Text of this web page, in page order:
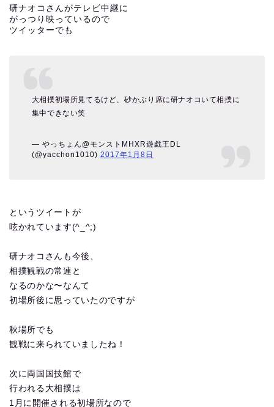
研ナオコさんがテレビ中継に
がっつり映っているので
ツイッターでも
大相撲初場所見てるけど、砂かぶり席に研ナオコいて相撲に
集中できない笑
— やっちょん@モンストMHXR遊戯王DL
(@yacchon1010) 2017年1月8日
というツイートが
呟かれています(^_^;)
研ナオコさんも今後、
相撲観戦の常連と
なるのかな〜なんて
初場所後に思っていたのですが
秋場所でも
観戦に来られていましたね！
次に両国国技館で
行われる大相撲は
1月に開催される初場所なので